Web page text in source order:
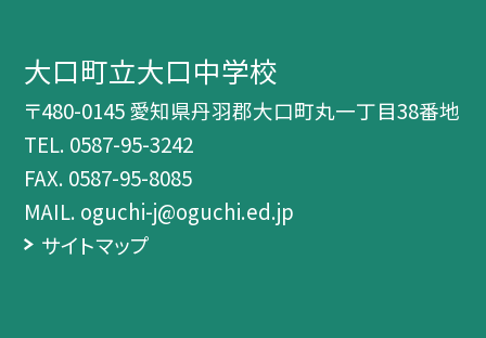
大口町立大口中学校
〒480-0145 愛知県丹羽郡大口町丸一丁目38番地
TEL. 0587-95-3242
FAX. 0587-95-8085
MAIL. oguchi-j@oguchi.ed.jp
サイトマップ